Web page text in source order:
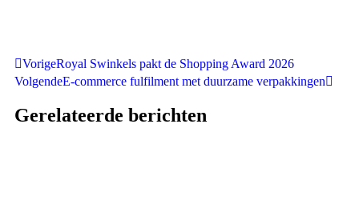
VorigeRoyal Swinkels pakt de Shopping Award 2026
VolgendeE-commerce fulfilment met duurzame verpakkingen
Gerelateerde berichten